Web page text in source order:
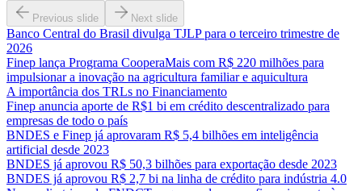
Previous slide Next slide
Banco Central do Brasil divulga TJLP para o terceiro trimestre de
2026
Finep lança Programa CooperaMais com R$ 220 milhões para
impulsionar a inovação na agricultura familiar e aquicultura
A importância dos TRLs no Financiamento
Finep anuncia aporte de R$1 bi em crédito descentralizado para
empresas de todo o país
BNDES e Finep já aprovaram R$ 5,4 bilhões em inteligência
artificial desde 2023
BNDES já aprovou R$ 50,3 bilhões para exportação desde 2023
BNDES já aprovou R$ 2,7 bi na linha de crédito para indústria 4.0